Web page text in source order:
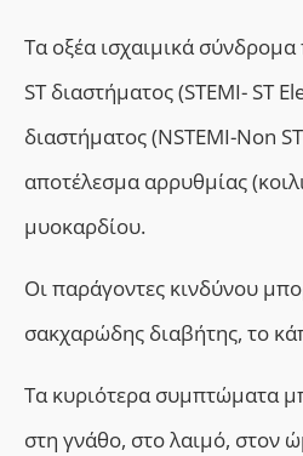
Τα οξέα ισχαιμικά
ST διαστήματος (STEMΙ-
διαστήματος (NSTEMΙ-Non
αποτέλεσμα αρρυθμίας
μυοκαρδίου.
Οι παράγοντες κινδύνου
σακχαρώδης διαβήτης, το
Τα κυριότερα συμπτώματα
στη γνάθο, στο λαιμό, στον